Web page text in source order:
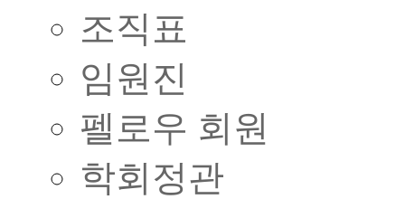
조직표
임원진
펠로우 회원
학회정관